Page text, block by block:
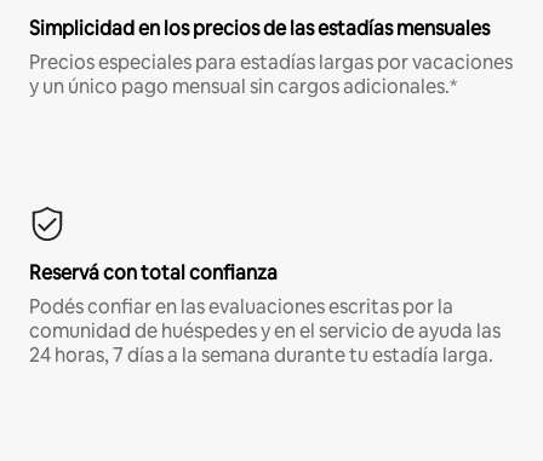
Simplicidad en los precios de las estadías mensuales
Precios especiales para estadías largas por vacaciones
y un único pago mensual sin cargos adicionales.*
Reservá con total confianza
Podés confiar en las evaluaciones escritas por la
comunidad de huéspedes y en el servicio de ayuda las
24 horas, 7 días a la semana durante tu estadía larga.